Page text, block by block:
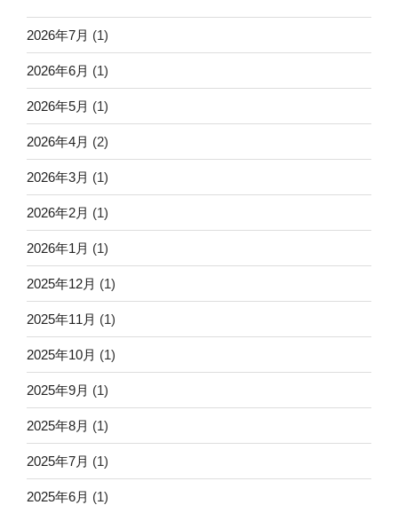
2026年7月 (1)
2026年6月 (1)
2026年5月 (1)
2026年4月 (2)
2026年3月 (1)
2026年2月 (1)
2026年1月 (1)
2025年12月 (1)
2025年11月 (1)
2025年10月 (1)
2025年9月 (1)
2025年8月 (1)
2025年7月 (1)
2025年6月 (1)